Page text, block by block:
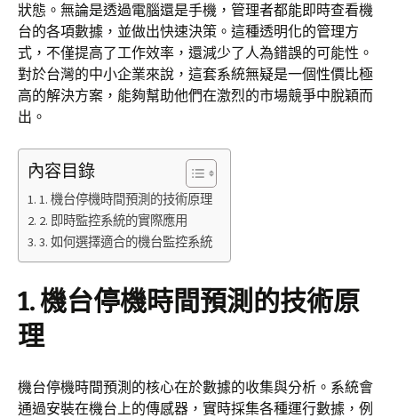
狀態。無論是透過電腦還是手機，管理者都能即時查看機
台的各項數據，並做出快速決策。這種透明化的管理方
式，不僅提高了工作效率，還減少了人為錯誤的可能性。
對於台灣的中小企業來說，這套系統無疑是一個性價比極
高的解決方案，能夠幫助他們在激烈的市場競爭中脫穎而
出。
內容目錄
1. 機台停機時間預測的技術原理
2. 即時監控系統的實際應用
3. 如何選擇適合的機台監控系統
1. 機台停機時間預測的技術原
理
機台停機時間預測的核心在於數據的收集與分析。系統會
通過安裝在機台上的傳感器，實時採集各種運行數據，例